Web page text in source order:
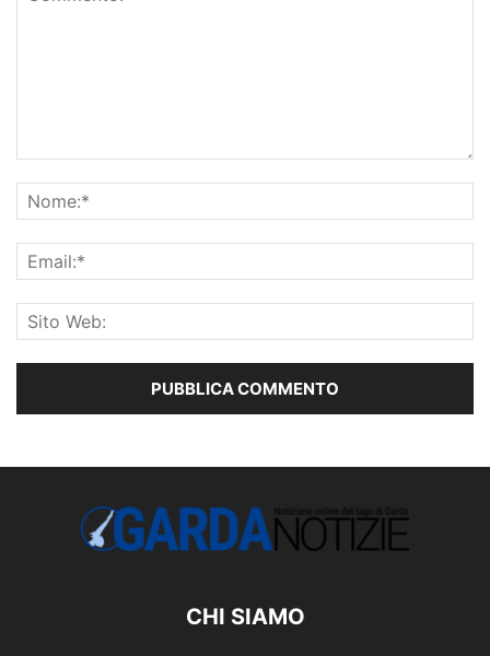
CHI SIAMO